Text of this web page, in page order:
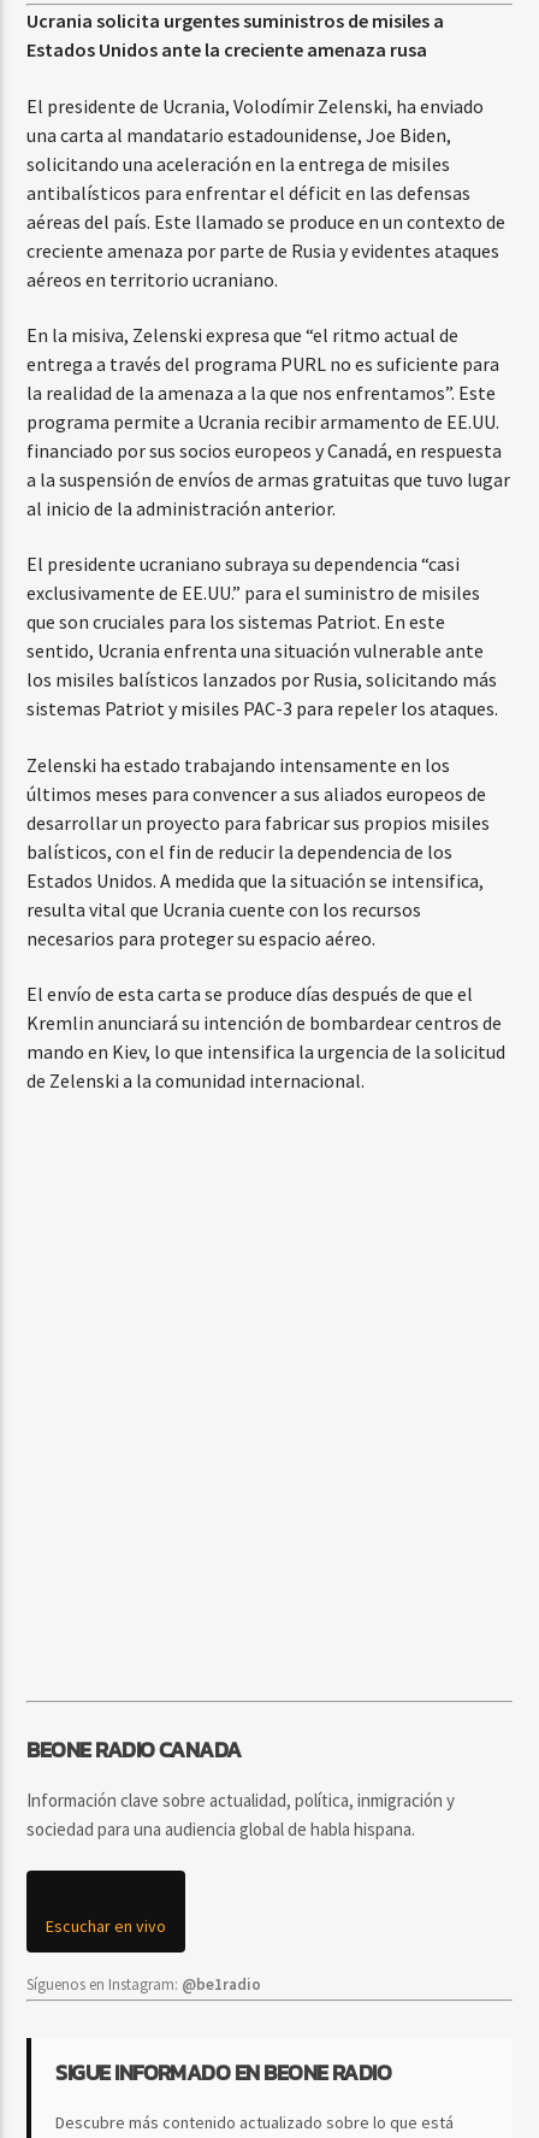
Ucrania solicita urgentes suministros de misiles a
Estados Unidos ante la creciente amenaza rusa
El presidente de Ucrania, Volodímir Zelenski, ha enviado
una carta al mandatario estadounidense, Joe Biden,
solicitando una aceleración en la entrega de misiles
antibalísticos para enfrentar el déficit en las defensas
aéreas del país. Este llamado se produce en un contexto de
creciente amenaza por parte de Rusia y evidentes ataques
aéreos en territorio ucraniano.
En la misiva, Zelenski expresa que “el ritmo actual de
entrega a través del programa PURL no es suficiente para
la realidad de la amenaza a la que nos enfrentamos”. Este
programa permite a Ucrania recibir armamento de EE.UU.
financiado por sus socios europeos y Canadá, en respuesta
a la suspensión de envíos de armas gratuitas que tuvo lugar
al inicio de la administración anterior.
El presidente ucraniano subraya su dependencia “casi
exclusivamente de EE.UU.” para el suministro de misiles
que son cruciales para los sistemas Patriot. En este
sentido, Ucrania enfrenta una situación vulnerable ante
los misiles balísticos lanzados por Rusia, solicitando más
sistemas Patriot y misiles PAC-3 para repeler los ataques.
Zelenski ha estado trabajando intensamente en los
últimos meses para convencer a sus aliados europeos de
desarrollar un proyecto para fabricar sus propios misiles
balísticos, con el fin de reducir la dependencia de los
Estados Unidos. A medida que la situación se intensifica,
resulta vital que Ucrania cuente con los recursos
necesarios para proteger su espacio aéreo.
El envío de esta carta se produce días después de que el
Kremlin anunciará su intención de bombardear centros de
mando en Kiev, lo que intensifica la urgencia de la solicitud
de Zelenski a la comunidad internacional.
BEONE RADIO CANADA
Información clave sobre actualidad, política, inmigración y
sociedad para una audiencia global de habla hispana.
Escuchar en vivo
Síguenos en Instagram: @be1radio
SIGUE INFORMADO EN BEONE RADIO
Descubre más contenido actualizado sobre lo que está